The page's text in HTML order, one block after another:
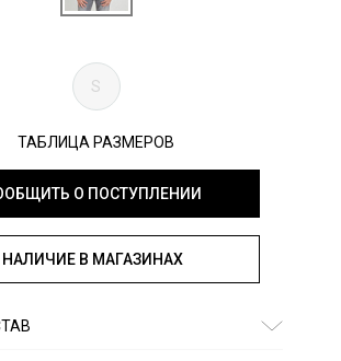
S
ТАБЛИЦА РАЗМЕРОВ
О ПОСТУПЛЕНИИ
НАЛИЧИЕ В МАГАЗИНАХ